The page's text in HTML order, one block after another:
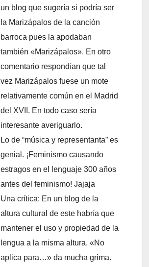
un blog que sugería si podría ser
la Marizápalos de la canción
barroca pues la apodaban
también «Marizápalos». En otro
comentario respondían que tal
vez Marizápalos fuese un mote
relativamente común en el Madrid
del XVII. En todo caso sería
interesante averiguarlo.
Lo de “música y representanta” es
genial. ¡Feminismo causando
estragos en el lenguaje 300 años
antes del feminismo! Jajaja
Una crítica: En un blog de la
altura cultural de este habría que
mantener el uso y propiedad de la
lengua a la misma altura. «No
aplica para…» da mucha grima.